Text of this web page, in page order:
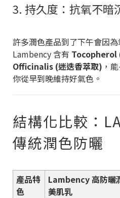
3. 持久度：抗氧不暗
許多潤色產品到了下午會因
Lambency 含有 Tocopherol
Officinalis (迷迭香萃取) ，
你從早到晚維持好氣色。
結構化比較：
傳統潤色防曬
產品特
色
Lambency 高防曬
美肌乳